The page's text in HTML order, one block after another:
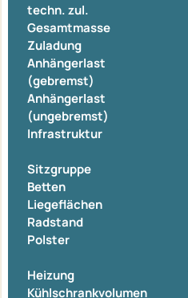
techn. zul.
Gesamtmasse
Zuladung
Anhängerlast
(gebremst)
Anhängerlast
(ungebremst)
Infrastruktur
Sitzgruppe
Betten
Liegeflächen
Radstand
Polster
Heizung
Kühlschrankvolumen